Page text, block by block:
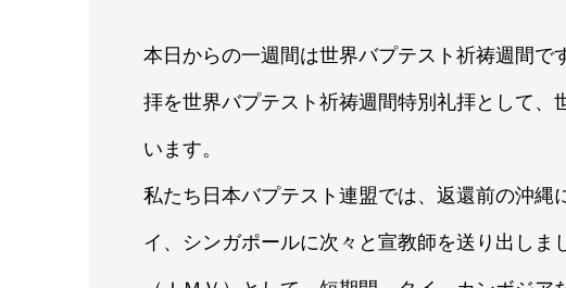
本日からの一週間は世界バプテスト祈祷週間
拝を世界バプテスト祈祷週間特別礼拝として
います。
私たち日本バプテスト連盟では、返還前の沖縄
イ、シンガポールに次々と宣教師を送り出し